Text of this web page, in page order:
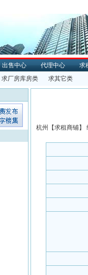
出售中心 代理中心
求
求厂房库房类 求其它类
杭州【求租商铺】